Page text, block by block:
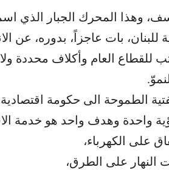
وهذا المحرك الجبار الذي
بات عاجزاً، بدوره، عن
للقطاع العام وأكلاف محددة
الطموحة الى حكومة
واحدة وهدف واحد هو خدمة
على الكهرباء،
النهار على الطرق،